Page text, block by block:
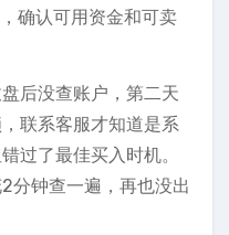
确认可用资金和可卖
后没查账户，第二天
联系客服才知道是系
过了最佳买入时机。
分钟查一遍，再也没出